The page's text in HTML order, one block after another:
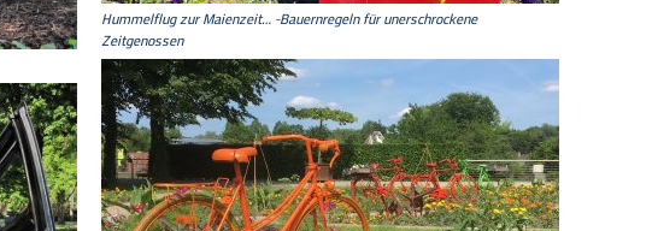
Hummelflug zur Maienzeit… - Bauernregeln für unerschrockene
Zeitgenossen